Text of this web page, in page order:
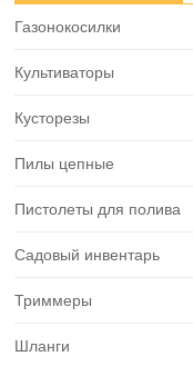
Газонокосилки
Культиваторы
Кусторезы
Пилы цепные
Пистолеты для полива
Садовый инвентарь
Триммеры
Шланги